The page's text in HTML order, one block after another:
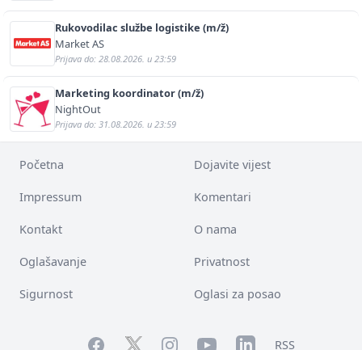
Rukovodilac službe logistike (m/ž)
Market AS
Prijava do: 28.08.2026. u 23:59
Marketing koordinator (m/ž)
NightOut
Prijava do: 31.08.2026. u 23:59
Početna Dojavite vijest
Impressum Komentari
Kontakt O nama
Oglašavanje Privatnost
Sigurnost Oglasi za posao
FacebookTwitterInstagramYouTubeLinkedInRSS